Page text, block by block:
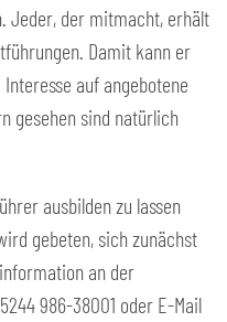
Jeder, der mitmacht, erhält
Damit kann er
auf angebotene
gesehen sind natürlich
ausbilden zu lassen
gebeten, sich zunächst
an der
986-38001 oder E-Mail